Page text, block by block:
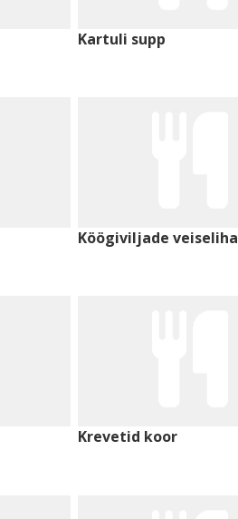
Kartuli supp
Köögiviljade veiseliha
Krevetid koor